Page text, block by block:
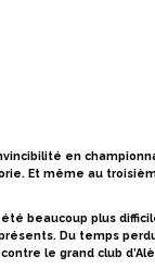
en
Et même au
beaucoup plus
Du temps
le grand club